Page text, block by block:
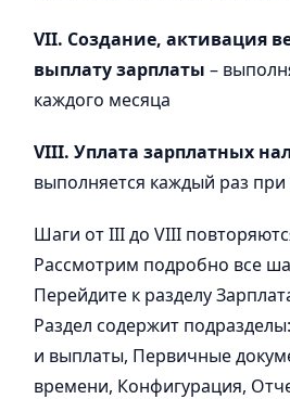
VII. Создание, активация
выплату зарплаты –
каждого месяца
VIІI. Уплата зарплатных
выполняется каждый раз
Шаги от III до VIII
Рассмотрим подробно все
Перейдите к разделу
Раздел содержит
и выплаты, Первичные
времени, Конфигурация,